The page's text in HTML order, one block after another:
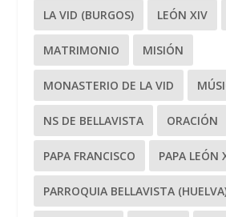
LA VID (BURGOS) LEÓN XIV
MATRIMONIO MISIÓN
MONASTERIO DE LA VID
NS DE BELLAVISTA ORACIÓN
PAPA FRANCISCO PAPA LEÓN
PARROQUIA BELLAVISTA